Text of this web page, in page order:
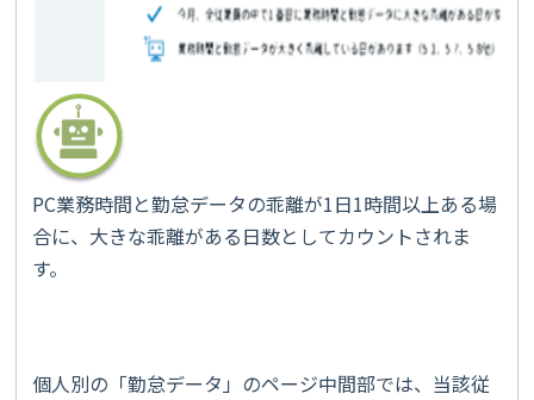
PC業務時間と勤怠データの乖離が1日1時間以上ある場
合に、大きな乖離がある日数としてカウントされま
す。
個人別の「勤怠データ」のページ中間部では、当該従